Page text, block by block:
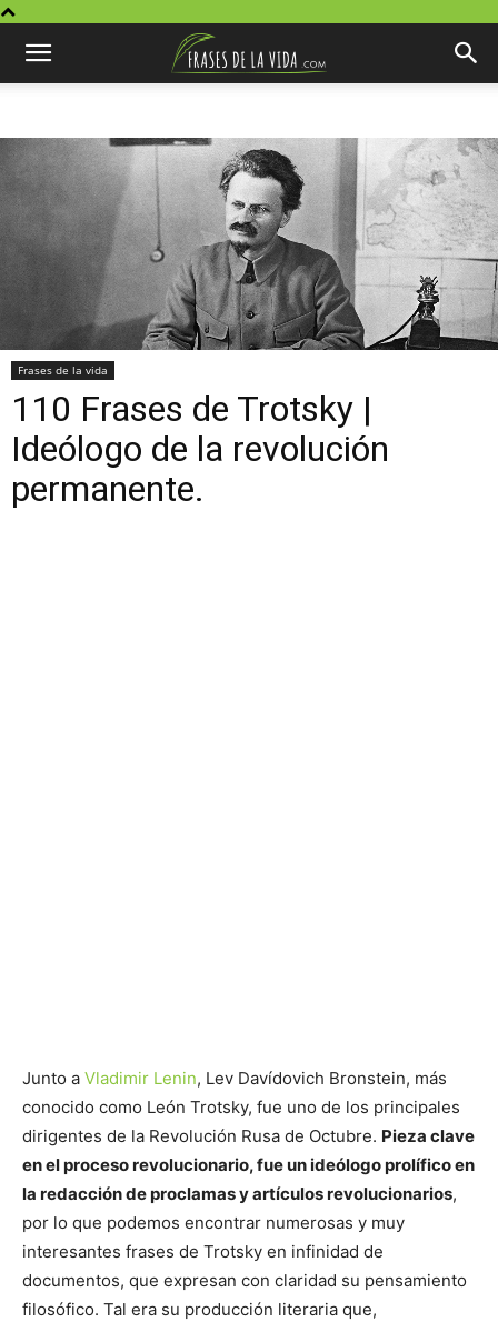
Frases de la vida
110 Frases de Trotsky |
Ideólogo de la revolución
permanente.
Junto a Vladimir Lenin, Lev Davídovich Bronstein, más
conocido como León Trotsky, fue uno de los principales
dirigentes de la Revolución Rusa de Octubre. Pieza clave
en el proceso revolucionario, fue un ideólogo prolífico en
la redacción de proclamas y artículos revolucionarios,
por lo que podemos encontrar numerosas y muy
interesantes frases de Trotsky en infinidad de
documentos, que expresan con claridad su pensamiento
filosófico. Tal era su producción literaria que,